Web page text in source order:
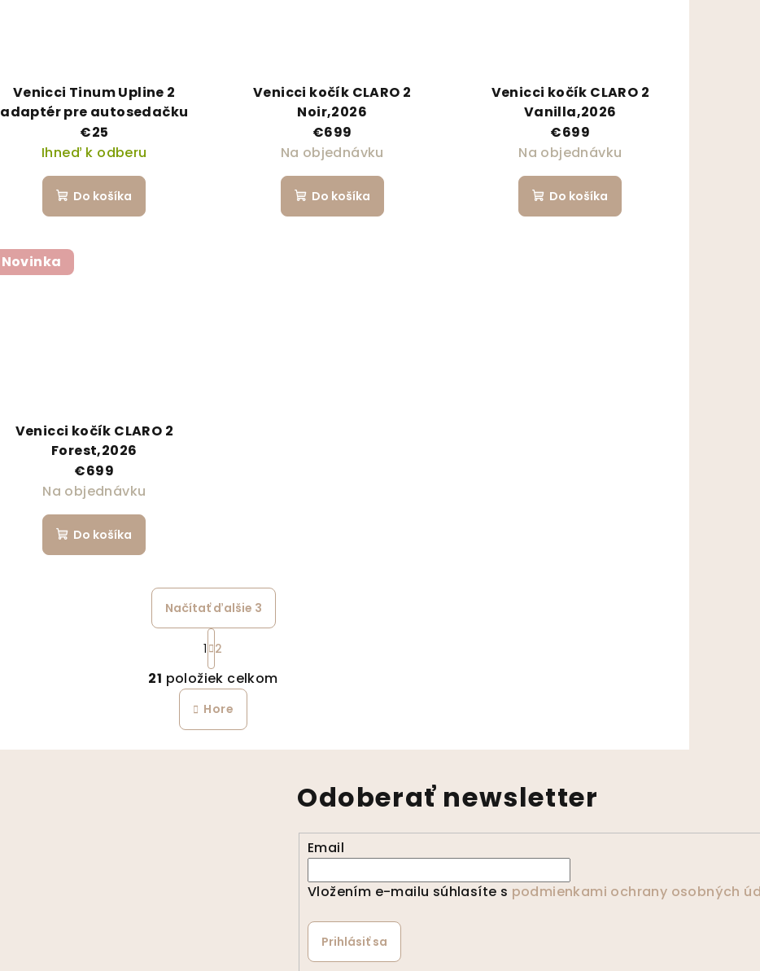
Venicci Tinum Upline 2
adaptér pre autosedačku
€25
Ihneď k odberu
Do košíka
Venicci kočík CLARO 2
Noir,2026
€699
Na objednávku
Do košíka
Venicci kočík CLARO 2
Vanilla,2026
€699
Na objednávku
Do košíka
Novinka
Venicci kočík CLARO 2
Forest,2026
€699
Na objednávku
Do košíka
Ovládacie prvky výpisu
Načítať ďalšie 3
Stránkovanie
1 2
21 položiek celkom
Hore
Odoberať newsletter
Email
Vložením e-mailu súhlasíte s podmienkami ochrany osobných
Prihlásiť sa